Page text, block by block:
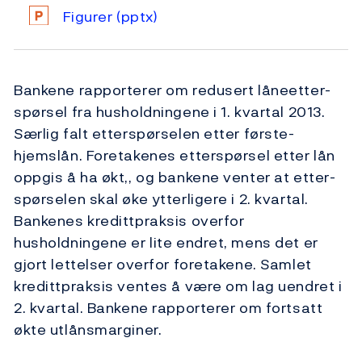
Figurer (pptx)
Bankene rapporterer om redusert låneetter­
spør­­sel fra husholdningene i 1. kvartal 2013.
Særlig falt etter­spør­selen etter første­
hjemslån. Foretakenes etterspørsel etter lån
oppgis å ha økt,, og bankene venter at etter­
spørselen skal øke ytterligere i 2. kvartal.
Bankenes kredittpraksis overfor
husholdningene er lite endret, mens det er
gjort lettelser overfor foretakene. Samlet
kredittpraksis ventes å være om lag uendret i
2. kvartal. Bankene rapporterer om fortsatt
økte utlånsmarginer.